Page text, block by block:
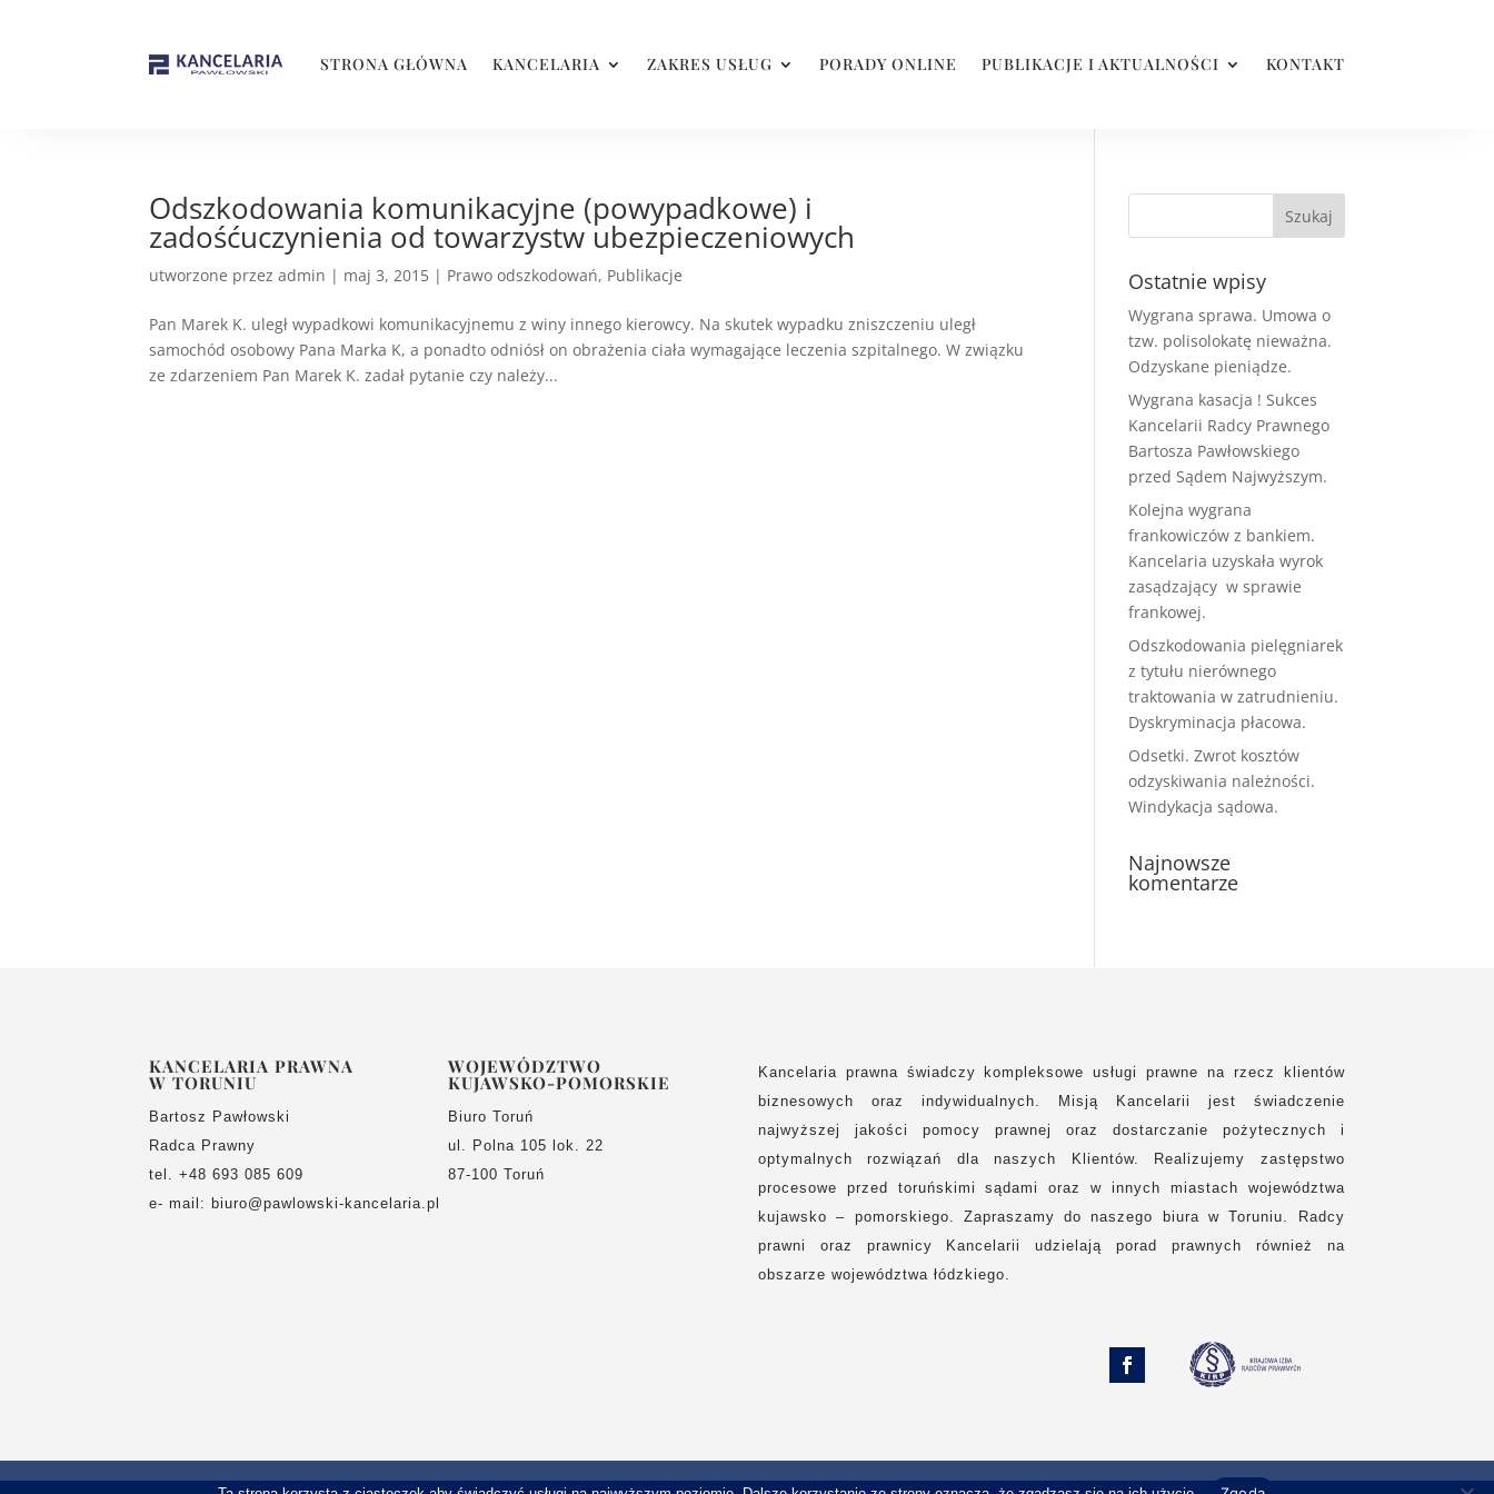
STRONA GŁÓWNA KANCELARIA ZAKRES USŁUG PORADY ONLINE PUBLIKACJE I AKTUALNOŚCI KONTAKT
Odszkodowania komunikacyjne (powypadkowe) i
zadośćuczynienia od towarzystw ubezpieczeniowych
utworzone przezadmin | maj 3, 2015 | Prawo odszkodowań, Publikacje
Pan Marek K. uległ wypadkowi komunikacyjnemu z winy innego kierowcy. Na skutek wypadku zniszczeniu uległ
samochód osobowy Pana Marka K, a ponadto odniósł on obrażenia ciała wymagające leczenia szpitalnego. W związku
ze zdarzeniem Pan Marek K. zadał pytanie czy należy...
Ostatnie wpisy
Wygrana sprawa. Umowa o
tzw. polisolokatę nieważna.
Odzyskane pieniądze.
Wygrana kasacja ! Sukces
Kancelarii Radcy Prawnego
Bartosza Pawłowskiego
przed Sądem Najwyższym.
Kolejna wygrana
frankowiczów z bankiem.
Kancelaria uzyskała wyrok
zasądzający w sprawie
frankowej.
Odszkodowania pielęgniarek
z tytułu nierównego
traktowania w zatrudnieniu.
Dyskryminacja płacowa.
Odsetki. Zwrot kosztów
odzyskiwania należności.
Windykacja sądowa.
Najnowsze
komentarze
KANCELARIA PRAWNA
W TORUNIU
Bartosz Pawłowski
Radca Prawny
tel. +48 693 085 609
e- mail: biuro@pawlowski-kancelaria.pl
WOJEWÓDZTWO
KUJAWSKO-POMORSKIE
Biuro Toruń
ul. Polna 105 lok. 22
87-100 Toruń
Kancelaria prawna świadczy kompleksowe usługi prawne na rzecz klientów
biznesowych oraz indywidualnych. Misją Kancelarii jest świadczenie
najwyższej jakości pomocy prawnej oraz dostarczanie pożytecznych i
optymalnych rozwiązań dla naszych Klientów. Realizujemy zastępstwo
procesowe przed toruńskimi sądami oraz w innych miastach województwa
kujawsko – pomorskiego. Zapraszamy do naszego biura w Toruniu. Radcy
prawni oraz prawnicy Kancelarii udzielają porad prawnych również na
obszarze województwa łódzkiego.